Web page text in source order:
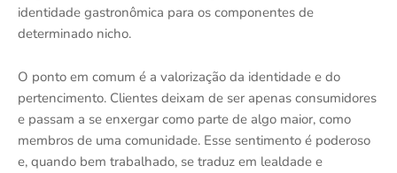
identidade gastronômica para os componentes de
determinado nicho.
O ponto em comum é a valorização da identidade e do
pertencimento. Clientes deixam de ser apenas consumidores
e passam a se enxergar como parte de algo maior, como
membros de uma comunidade. Esse sentimento é poderoso
e, quando bem trabalhado, se traduz em lealdade e